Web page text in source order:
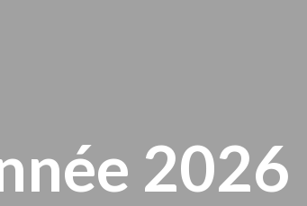
2026